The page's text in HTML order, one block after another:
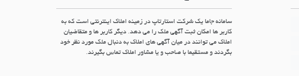
سامانه جاما یک شرکت استارتاپ در زمینه املاک اینترنتی است که به
کاربر ها امکان ثبت آگهی ملک را می دهد. دیگر کاربر ها و متقاضیان
املاک می توانند در میان آگهی های املاک به دنبال ملک مورد نظر خود
بگردند و مستقیما با صاحب و یا مشاور املاک تماس بگیرند.